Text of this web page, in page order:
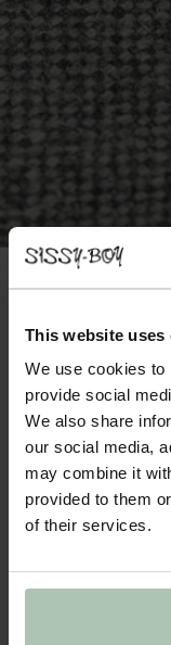
This website uses
We use cookies to
provide social
We also share
our social media,
may combine it
provided to them
of their services.
0.25
Couleurs
Sous 30 minutes par e-